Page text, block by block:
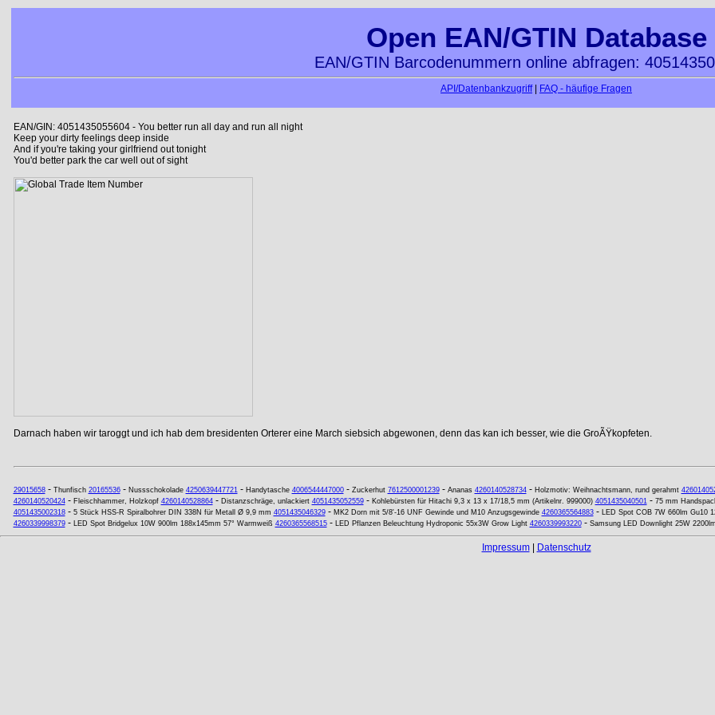
Open EAN/GTIN Database
EAN/GTIN Barcodenummern online abfragen:
API/Datenbankzugriff| FAQ - häufige Fragen
EAN/GIN: 4051435055604 - You better run all day and run all night
Keep your dirty feelings deep inside
And if you're taking your girlfriend out tonight
You'd better park the car well out of sight
Darnach haben wir taroggt und ich hab dem bresidenten Orterer eine March siebsich abgewonen, denn das kan ich besser, wie die GroÃŸkopfeten.
29015658- Thunfisch 20165536- Nussschokolade 4250639447721- Handytasche 4006544447000- Zuckerhut 7612500001239- Ananas 4260140528734- Holzmotiv: Weihnachtsmann, rund gerahmt
4260140520424- Fleischhammer, Holzkopf 4260140528864- Distanzschräge, unlackiert 4051435052559- Kohlebürsten für Hitachi 9,3 x 13 x 17/18,5 mm (Artikelnr. 999000) 4051435040501- 75 mm
4051435002318- 5 Stück HSS-R Spiralbohrer DIN 338N für Metall Ø 9,9 mm 4051435046329- MK2 Dorn mit 5/8'-16 UNF Gewinde und M10 Anzugsgewinde 4260365564883- LED Spot COB 7W 660lm Gu10
4260339998379- LED Spot Bridgelux 10W 900lm 188x145mm 57° Warmweiß 4260365568515- LED Pflanzen Beleuchtung Hydroponic 55x3W Grow Light 4260339993220- Samsung LED Downlight 25W
Impressum| Datenschutz